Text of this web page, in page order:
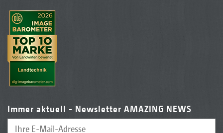
Immer aktuell - Newsletter AMAZING NEWS